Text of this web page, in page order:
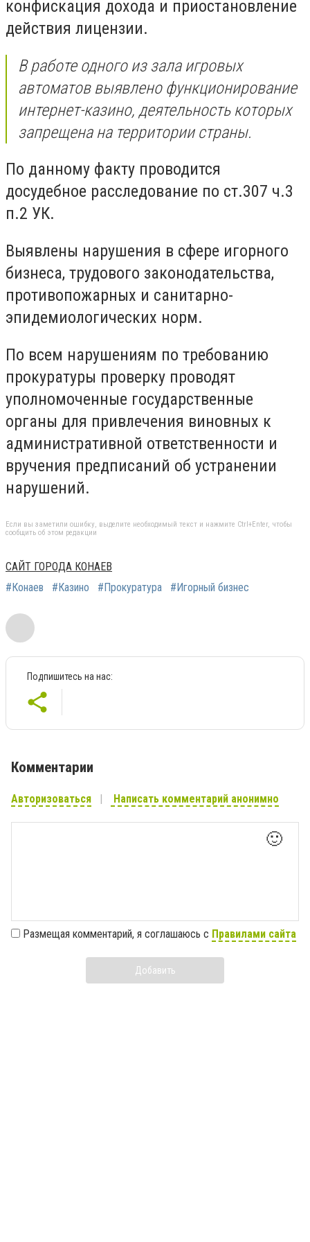
конфискация дохода и приостановление
действия лицензии.
В работе одного из зала игровых
автоматов выявлено функционирование
интернет-казино, деятельность которых
запрещена на территории страны.
По данному факту проводится
досудебное расследование по ст.307 ч.3
п.2 УК.
Выявлены нарушения в сфере игорного
бизнеса, трудового законодательства,
противопожарных и санитарно-
эпидемиологических норм.
По всем нарушениям по требованию
прокуратуры проверку проводят
уполномоченные государственные
органы для привлечения виновных к
административной ответственности и
вручения предписаний об устранении
нарушений.
Если вы заметили ошибку, выделите необходимый текст и нажмите Ctrl+Enter, чтобы
сообщить об этом редакции
САЙТ ГОРОДА КОНАЕВ
#Конаев
#Казино #Прокуратура #Игорный бизнес
Подпишитесь на нас:
Комментарии
Авторизоваться Написать комментарий анонимно
🙂
Размещая комментарий, я соглашаюсь с Правилами сайта
Добавить